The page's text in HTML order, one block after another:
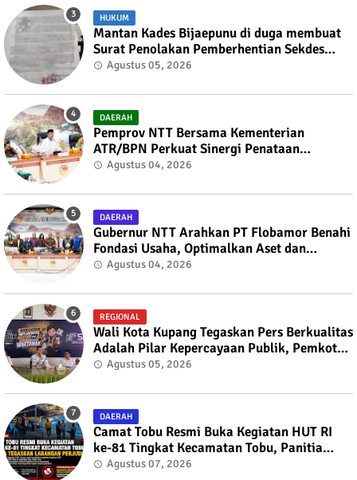
HUKUM
Mantan Kades Bijaepunu di duga membuat
Surat Penolakan Pemberhentian Sekdes
kepada Bupati TTS
Agustus 05, 2026
DAERAH
Pemprov NTT Bersama Kementerian
ATR/BPN Perkuat Sinergi Penataan
Pertanahan dan Tata Ruang
Agustus 04, 2026
DAERAH
Gubernur NTT Arahkan PT Flobamor Benahi
Fondasi Usaha, Optimalkan Aset dan
Ekspansi Bisnis
Agustus 04, 2026
REGIONAL
Wali Kota Kupang Tegaskan Pers Berkualitas
Adalah Pilar Kepercayaan Publik, Pemkot
Siap Perkuat Kolaborasi dengan SMSI NTT
Agustus 05, 2026
DAERAH
Camat Tobu Resmi Buka Kegiatan HUT RI
ke-81 Tingkat Kecamatan Tobu, Panitia
Tegaskan Larangan Perjudian
Agustus 07, 2026